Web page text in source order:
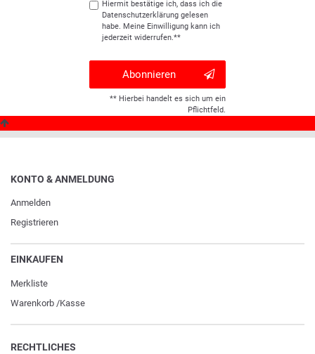
Hiermit bestätige ich, dass ich die
Daten­schutz­erklärunggelesen
habe. Meine Einwilligung kann ich
jederzeit widerrufen.**
Abonnieren
** Hierbei handelt es sich um ein
Pflichtfeld.
KONTO & ANMELDUNG
Anmelden
Registrieren
EINKAUFEN
Merkliste
Warenkorb /Kasse
RECHTLICHES